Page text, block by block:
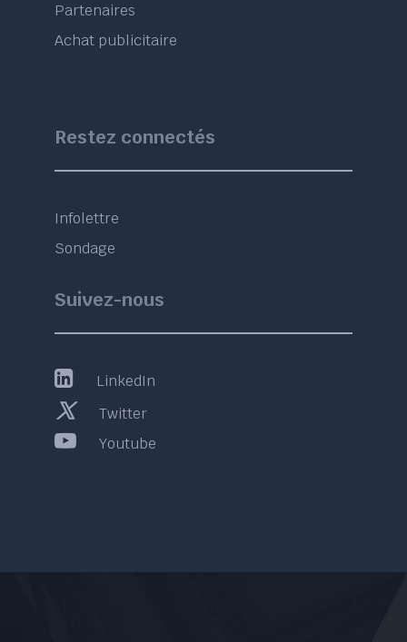
Partenaires
Achat publicitaire
Restez connectés
Infolettre
Sondage
Suivez-nous
LinkedIn
Twitter
Youtube